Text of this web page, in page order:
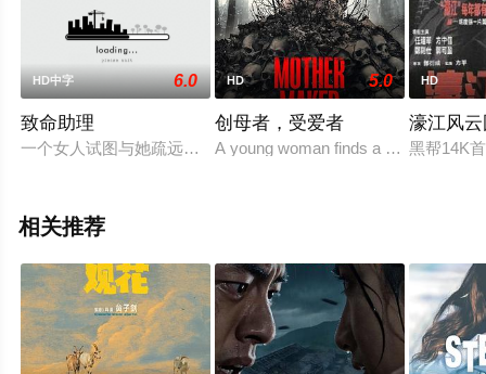
HD中字 6.0
致命助理
一个女人试图与她疏远的家庭重新建立联系，结果以谋杀和怀疑
HD 5.0
创母者，受爱者
A young woman finds a way to
HD
濠江风
黑帮14K
相关推荐